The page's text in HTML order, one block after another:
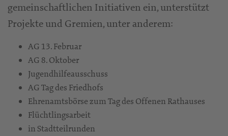
gemeinschaftlichen Initiativen ein, unterstützt
Projekte und Gremien, unter anderem:
AG 13. Februar
AG 8. Oktober
Jugendhilfeausschuss
AG Tag des Friedhofs
Ehrenamtsbörse zum Tag des Offenen Rathauses
Flüchtlingsarbeit
in Stadtteilrunden